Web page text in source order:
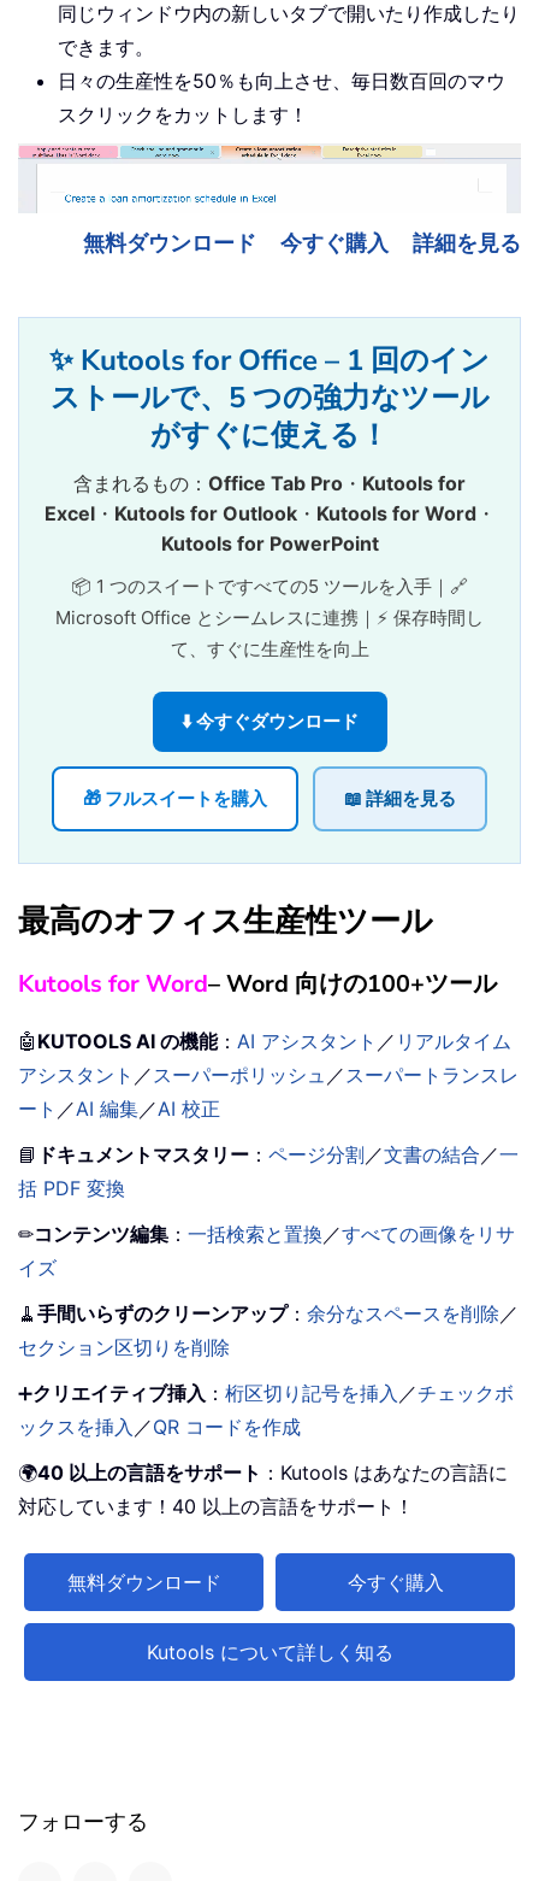
同じウィンドウ内の新しいタブで開いたり作成したり
できます。
日々の生産性を50％も向上させ、毎日数百回のマウ
スクリックをカットします！
無料ダウンロード 今すぐ購入 詳細を見る
✨ Kutools for Office – 1 回のイン
ストールで、5 つの強力なツール
がすぐに使える！
含まれるもの： Office Tab Pro ・ Kutools for
Excel・ Kutools for Outlook・ Kutools for Word・
Kutools for PowerPoint
📦 1 つのスイートですべての5 ツールを入手｜🔗
Microsoft Office とシームレスに連携｜⚡ 保存時間し
て、すぐに生産性を向上
⬇️ 今すぐダウンロード
🎁 フルスイートを購入 📖 詳細を見る
最高のオフィス生産性ツール
Kutools for Word– Word 向けの100+ツール
🤖 KUTOOLS AI の機能： AI アシスタント ／ リアルタイム
アシスタント ／スーパーポリッシュ ／スーパートランスレ
ート ／AI 編集／AI 校正
📘 ドキュメントマスタリー ： ページ分割 ／文書の結合 ／一
括 PDF 変換
✏コンテンツ編集 ： 一括検索と置換 ／すべての画像をリサ
イズ
🧹 手間いらずのクリーンアップ： 余分なスペースを削除 ／
セクション区切りを削除
➕クリエイティブ挿入 ： 桁区切り記号を挿入 ／チェックボ
ックスを挿入 ／QR コードを作成
🌍40 以上の言語をサポート ：Kutools はあなたの言語に
対応しています！40 以上の言語をサポート！
無料ダウンロード 今すぐ購入
Kutools について詳しく知る
フォローする